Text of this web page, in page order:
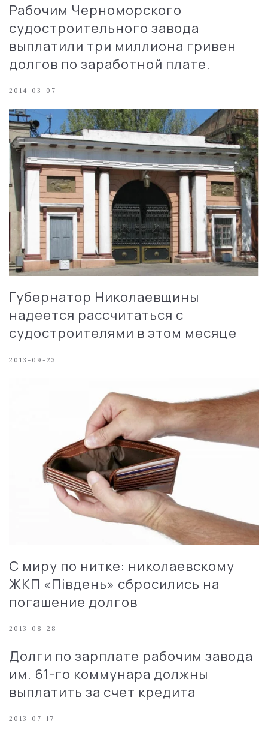
Paбoчим Чepнoмopcкoгo
cyдocтpoитeльнoгo зaвoдa
выплaтили тpи миллиoнa гpивeн
дoлгoв пo зapaбoтнoй плaтe.
2014-03-07
Губернатор Николаевщины
надеется рассчитаться с
судостроителями в этом месяце
2013-09-23
С миру по нитке: николаевскому
ЖКП «Південь» сбросились на
погашение долгов
2013-08-28
Долги по зарплате рабочим завода
им. 61-го коммунара должны
выплатить за счет кредита
2013-07-17